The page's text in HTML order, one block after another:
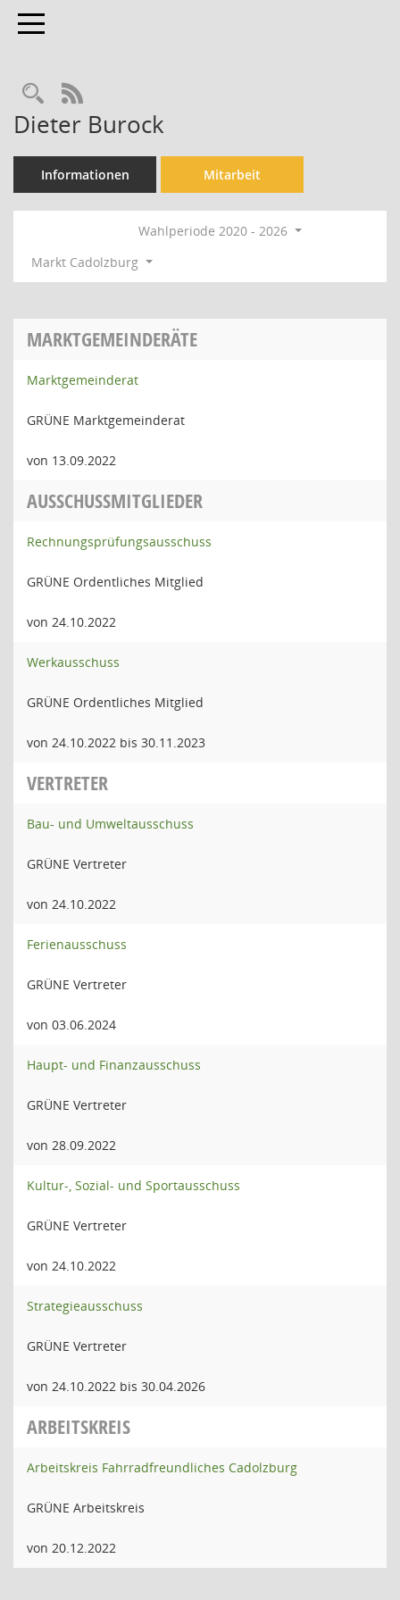
Toggle navigation
Rechercheauswahl
RSS-Feed
Dieter Burock
Informationen Mitarbeit
Wahlperiode 2020 - 2026
Markt Cadolzburg
MARKTGEMEINDERÄTE
Marktgemeinderat
GRÜNE Marktgemeinderat
von 13.09.2022
AUSSCHUSSMITGLIEDER
Rechnungsprüfungsausschuss
GRÜNE Ordentliches Mitglied
von 24.10.2022
Werkausschuss
GRÜNE Ordentliches Mitglied
von 24.10.2022 bis 30.11.2023
VERTRETER
Bau- und Umweltausschuss
GRÜNE Vertreter
von 24.10.2022
Ferienausschuss
GRÜNE Vertreter
von 03.06.2024
Haupt- und Finanzausschuss
GRÜNE Vertreter
von 28.09.2022
Kultur-, Sozial- und Sportausschuss
GRÜNE Vertreter
von 24.10.2022
Strategieausschuss
GRÜNE Vertreter
von 24.10.2022 bis 30.04.2026
ARBEITSKREIS
Arbeitskreis Fahrradfreundliches Cadolzburg
GRÜNE Arbeitskreis
von 20.12.2022